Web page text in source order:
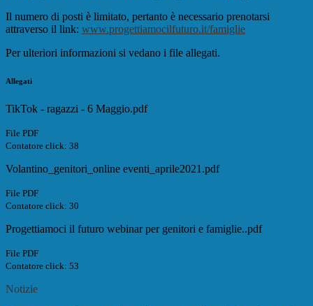
Il numero di posti è limitato, pertanto è necessario prenotarsi
attraverso il link: www.progettiamocilfuturo.it/famiglie
Per ulteriori informazioni si vedano i file allegati.
Allegati
TikTok - ragazzi - 6 Maggio.pdf
File PDF
Contatore click: 38
Volantino_genitori_online eventi_aprile2021.pdf
File PDF
Contatore click: 30
Progettiamoci il futuro webinar per genitori e famiglie..pdf
File PDF
Contatore click: 53
Notizie